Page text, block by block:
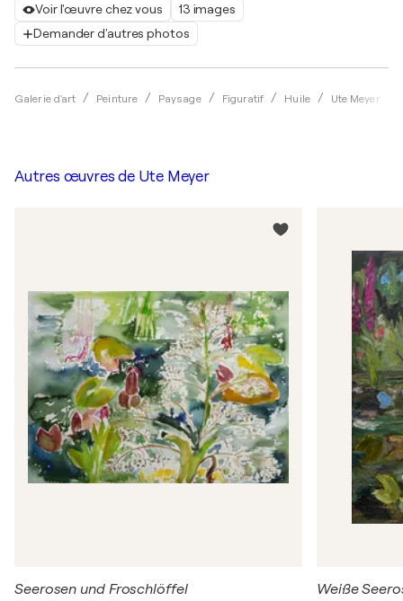
Voir l'œuvre chez vous
13 images
Demander d'autres photos
Galerie d'art Peinture Paysage Figuratif Huile Ute Meyer
Autres œuvres de Ute Meyer
Seerosen und Froschlöffel Weiße